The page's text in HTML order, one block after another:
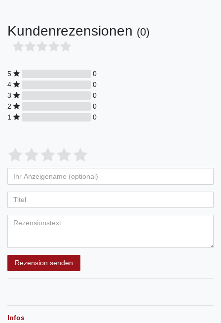
Kundenrezensionen (0)
5
0
4
0
3
0
2
0
1
0
Rezension senden
Infos